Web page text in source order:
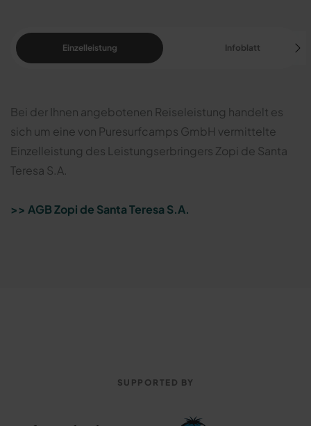
Einzelleistung Infoblatt
Bei der Ihnen angebotenen Reiseleistung handelt es
sich um eine von Puresurfcamps GmbH vermittelte
Einzelleistung des Leistungserbringers Zopi de Santa
Teresa S.A.
>> AGB Zopi de Santa Teresa S.A.
SUPPORTED BY